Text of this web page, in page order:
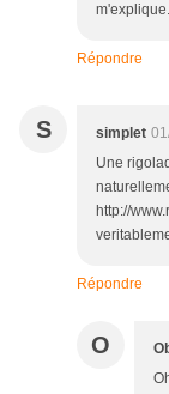
Répondre
S simplet
Une
http://
Répondre
O